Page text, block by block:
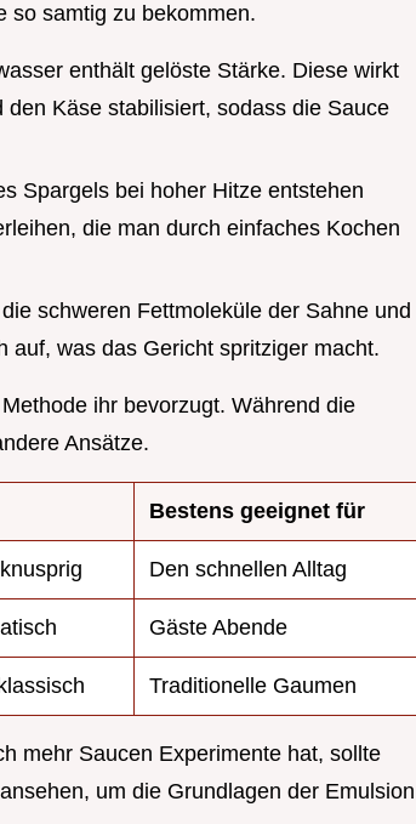
so samtig zu bekommen.
enthält gelöste Stärke. Diese wirkt
Käse stabilisiert, sodass die Sauce
Spargels bei hoher Hitze entstehen
die man durch einfaches Kochen
schweren Fettmoleküle der Sahne und
auf, was das Gericht spritziger macht.
ihr bevorzugt. Während die
Ansätze.
Bestens geeignet für
Den schnellen Alltag
Gäste Abende
Traditionelle Gaumen
mehr Saucen Experimente hat, sollte
ansehen, um die Grundlagen der Emulsion